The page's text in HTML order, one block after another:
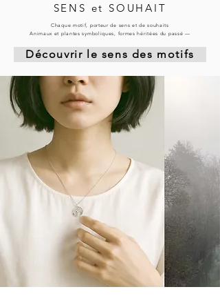
SENS et SOUHAIT
Chaque motif, porteur de sens et de souhaits
Animaux et plantes symboliques, formes héritées du passé —
Découvrir le sens des motifs